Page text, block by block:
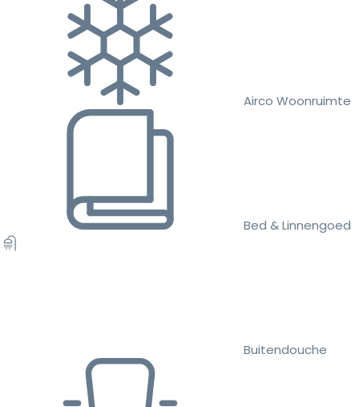
Airco Woonruimte
Bed & Linnengoed
Buitendouche